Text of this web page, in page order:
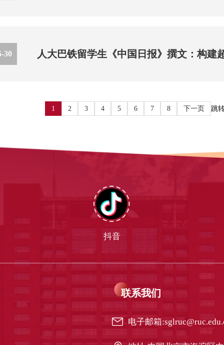
30 人大巴铁留学生《中国日报》撰文：构建
1 2 3 4 5 6 7 8 下一页 跳
抖音
联系我们
电子邮箱